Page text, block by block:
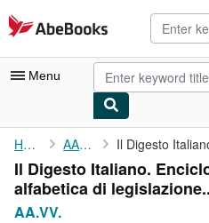
Skip to main content
AbeBooks.com
Menu
My Account
My Purchases
Advanced Search
Home AA.VV.
Il Digesto Italiano.
alfabetica di
AA.VV.